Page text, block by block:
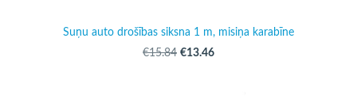
Suņu auto drošības siksna 1 m, misiņa karabīne
€15.84 €13.46